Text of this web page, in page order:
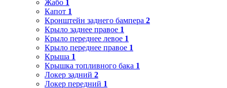
Жабо 1
Капот 1
Кронштейн заднего бампера 2
Крыло заднее правое 1
Крыло переднее левое 1
Крыло переднее правое 1
Крыша 1
Крышка топливного бака 1
Локер задний 2
Локер передний 1